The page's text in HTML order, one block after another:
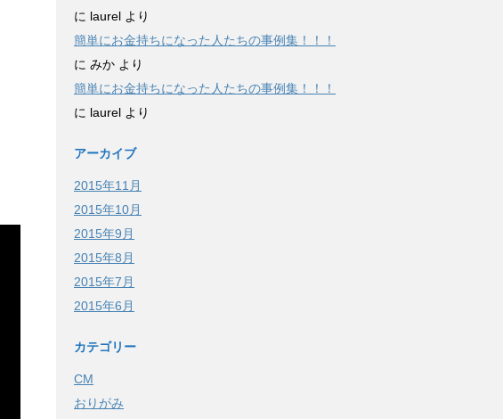
に laurel より
簡単にお金持ちになった人たちの事例集！！！
に みか より
簡単にお金持ちになった人たちの事例集！！！
に laurel より
アーカイブ
2015年11月
2015年10月
2015年9月
2015年8月
2015年7月
2015年6月
カテゴリー
CM
おりがみ